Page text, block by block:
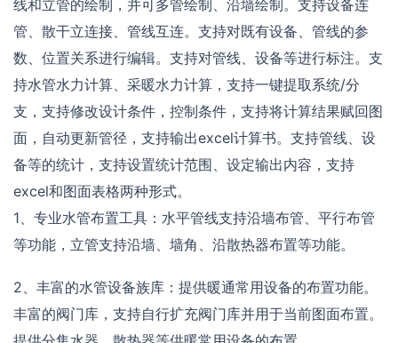
线和立管的绘制，并可多管绘制、沿墙绘制。支持设备连
管、散干立连接、管线互连。支持对既有设备、管线的参
数、位置关系进行编辑。支持对管线、设备等进行标注。支
持水管水力计算、采暖水力计算，支持一键提取系统/分
支，支持修改设计条件，控制条件，支持将计算结果赋回图
面，自动更新管径，支持输出excel计算书。支持管线、设
备等的统计，支持设置统计范围、设定输出内容，支持
excel和图面表格两种形式。
1、专业水管布置工具：水平管线支持沿墙布管、平行布管
等功能，立管支持沿墙、墙角、沿散热器布置等功能。
2、丰富的水管设备族库：提供暖通常用设备的布置功能。
丰富的阀门库，支持自行扩充阀门库并用于当前图面布置。